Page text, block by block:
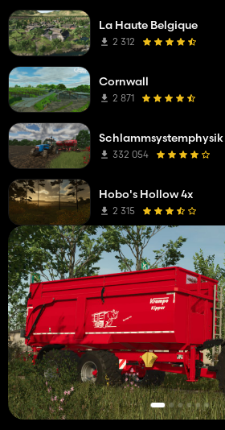
La Haute Belgique
2 312
Cornwall
2 871
Schlammsystemphysik
332 054
Hobo's Hollow 4x
2 315